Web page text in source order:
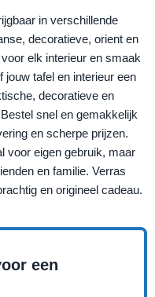
in verschillende
decoratieve, orient en
elk interieur en smaak
jouw tafel en interieur een
decoratieve en
snel en gemakkelijk
en scherpe prijzen.
voor eigen gebruik, maar
en familie. Verras
en origineel cadeau.
een